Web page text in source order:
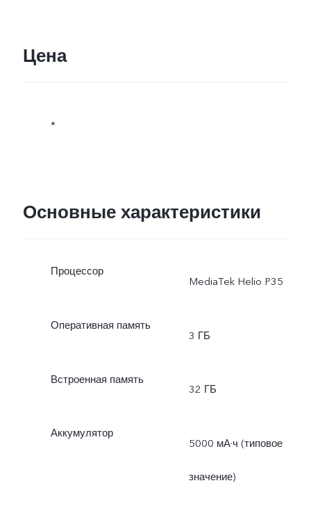
Цена
*
Основные характеристики
Процессор
MediaTek Helio P35
Оперативная память
3 ГБ
Встроенная память
32 ГБ
Аккумулятор
5000 мА·ч (типовое
значение)